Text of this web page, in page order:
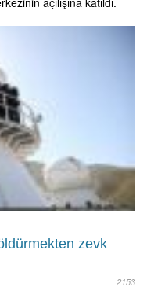
zevk
2153